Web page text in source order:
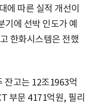
에 따른 실적 개선이
에 선박 인도가 예
한화시스템은 전했
잔고는 12조1963억
부문 4171억원, 필리